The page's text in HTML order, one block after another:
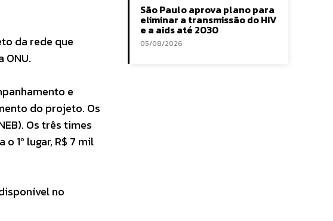
da rede que
ONU.
e
do projeto. Os
Os três times
1º lugar, R$ 7 mil
no
São Paulo aprova plano para
eliminar a transmissão do HIV
e a aids até 2030
05/08/2026